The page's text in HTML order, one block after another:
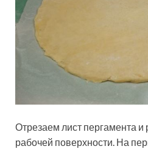
Отрезаем лист пергамента и
рабочей поверхности. На